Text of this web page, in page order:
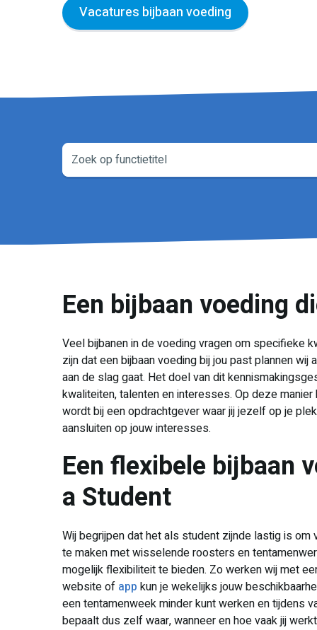
Vacatures bijbaan voeding
Een bijbaan voeding
Veel bijbanen in de voeding vragen om specifieke
zijn dat een bijbaan voeding bij jou past plannen
aan de slag gaat. Het doel van dit
kwaliteiten, talenten en interesses. Op deze
wordt bij een opdrachtgever waar jij jezelf op je
aansluiten op jouw interesses.
​Een flexibele bijbaan
a Student
Wij begrijpen dat het als student zijnde lastig is om
te maken met wisselende roosters en
mogelijk flexibiliteit te bieden. Zo werken wij met
website of app kun je wekelijks jouw
een tentamenweek minder kunt werken en tijdens
bepaalt dus zelf waar, wanneer en hoe vaak jij